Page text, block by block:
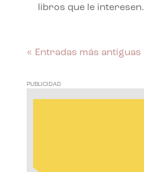
libros que le interesen.
« Entradas más antiguas
PUBLICIDAD